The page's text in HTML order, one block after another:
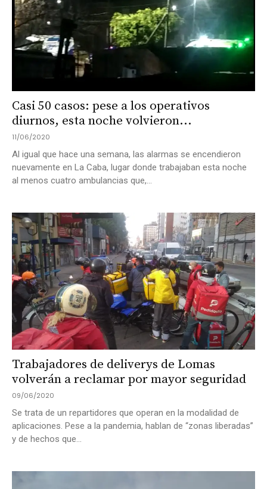
Casi 50 casos: pese a los operativos
diurnos, esta noche volvieron...
11/06/2020
Al igual que hace una semana, las alarmas se encendieron
nuevamente en La Caba, lugar donde trabajaban esta noche
al menos cuatro ambulancias que,...
Trabajadores de deliverys de Lomas
volverán a reclamar por mayor seguridad
09/06/2020
Se trata de un repartidores que operan en la modalidad de
aplicaciones. Pese a la pandemia, hablan de “zonas liberadas”
y de hechos que...